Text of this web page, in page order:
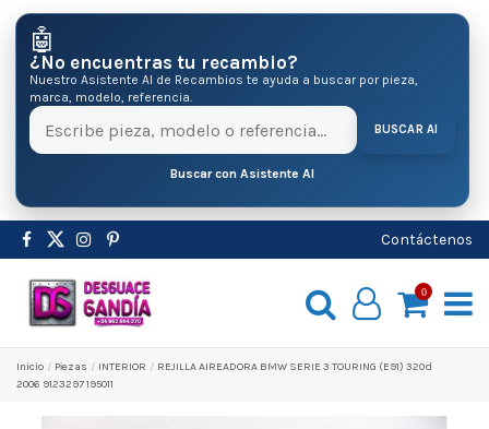
🤖
¿No encuentras tu recambio?
Nuestro Asistente AI de Recambios te ayuda a buscar por pieza,
marca, modelo, referencia.
BUSCAR AI
Buscar con Asistente AI
Contáctenos
0
Inicio Pіezas INTERIOR
REJILLA AIREADORA BMW SERIE 3 TOURING (E91) 320d
2006 9123297 195011